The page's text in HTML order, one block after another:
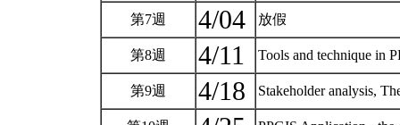
第7週 4/04 放假
第8週 4/11 Tools and technique in
第9週 4/18 Stakeholder analysis,